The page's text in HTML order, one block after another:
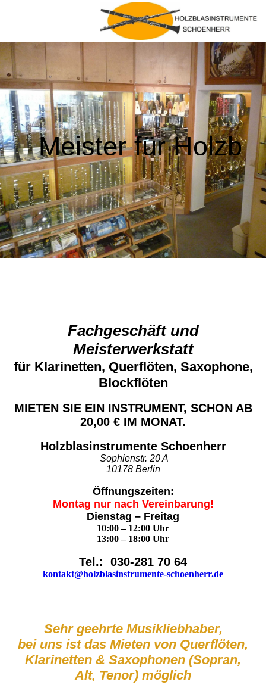
Meister für Holzb
Fachgeschäft und
Meisterwerkstatt
für Klarinetten, Querflöten, Saxophone,
Blockflöten
MIETEN SIE EIN INSTRUMENT, SCHON AB
20,00 € IM MONAT.
Holzblasinstrumente Schoenherr
Sophienstr. 20 A
10178 Berlin
Öffnungszeiten:
Montag nur nach Vereinbarung!
Dienstag – Freitag
10:00 – 12:00 Uhr
13:00 – 18:00 Uhr
Tel.: 030-281 70 64
kontakt@holzblasinstrumente-schoenherr.de
Sehr geehrte Musikliebhaber,
bei uns ist das Mieten von Querflöten,
Klarinetten & Saxophonen (Sopran,
Alt, Tenor) möglich